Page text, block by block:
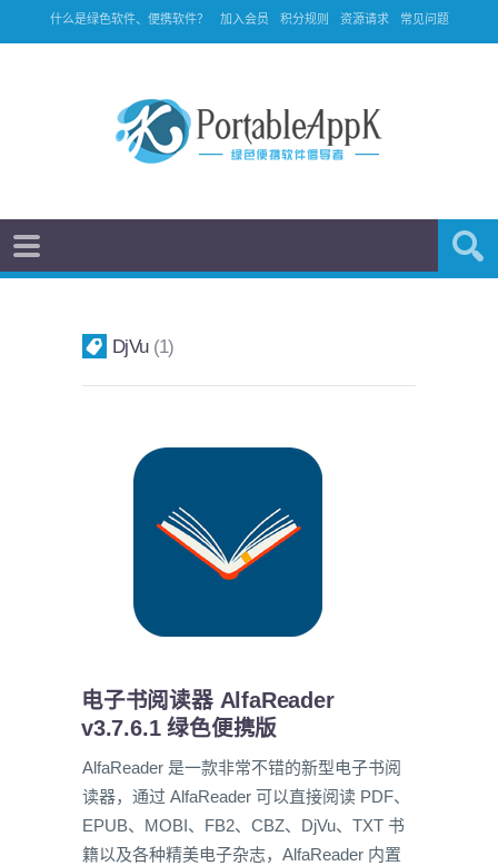
什么是绿色软件、便携软件？ 加入会员 积分规则 资源请求 常见问题
DjVu 1
电子书阅读器 AlfaReader
v3.7.6.1 绿色便携版
AlfaReader 是一款非常不错的新型电子书阅
读器，通过 AlfaReader 可以直接阅读 PDF、
EPUB、MOBI、FB2、CBZ、DjVu、TXT 书
籍以及各种精美电子杂志，AlfaReader 内置